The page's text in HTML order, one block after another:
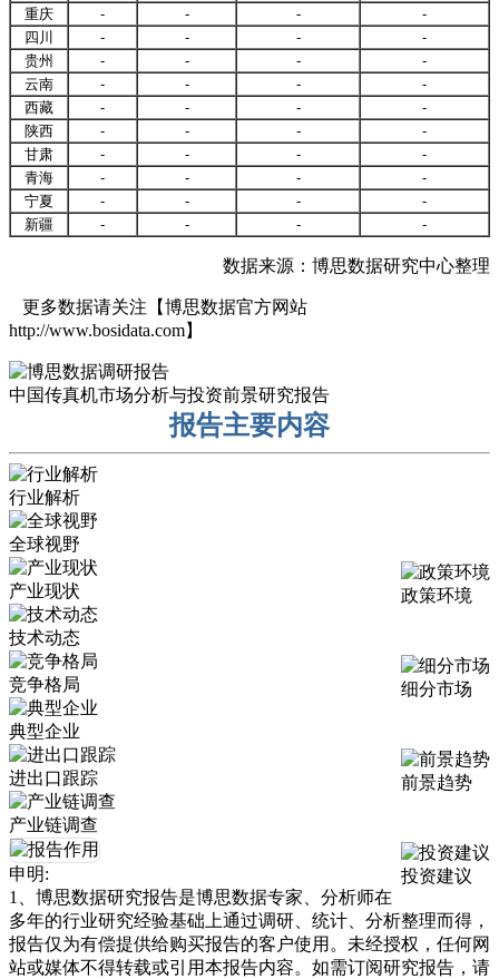
重庆
- - -
-
四川
- - -
-
贵州
- - -
-
云南
- - -
-
西藏
- - -
-
陕西
- - -
-
甘肃
- - -
-
青海
- - -
-
宁夏
- - -
-
新疆
- - - -
数据来源：博思数据研究中心整理
更多数据请关注【博思数据官方网站
http://www.bosidata.com】
中国传真机市场分析与投资前景研究报告
报告主要内容
行业解析
全球视野
政策环境
产业现状
技术动态
细分市场
竞争格局
典型企业
前景趋势
进出口跟踪
产业链调查
投资建议
申明:
1、博思数据研究报告是博思数据专家、分析师在
多年的行业研究经验基础上通过调研、统计、分析整理而得，
报告仅为有偿提供给购买报告的客户使用。未经授权，任何网
站或媒体不得转载或引用本报告内容。如需订阅研究报告，请